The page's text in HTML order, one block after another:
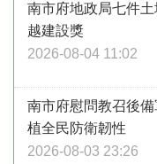
南市府地政局七件
越建設獎
2026-08-04 11:02
南市府慰問教召後
植全民防衛韌性
2026-08-03 23:26